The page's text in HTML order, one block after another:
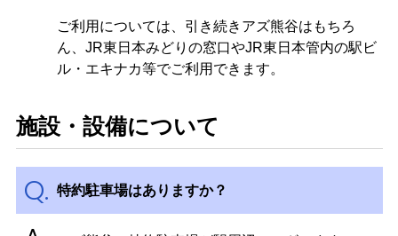
ご利用については、引き続きアズ熊谷はもちろ
ん、JR東日本みどりの窓口やJR東日本管内の駅ビ
ル・エキナカ等でご利用できます。
施設・設備について
特約駐車場はありますか？